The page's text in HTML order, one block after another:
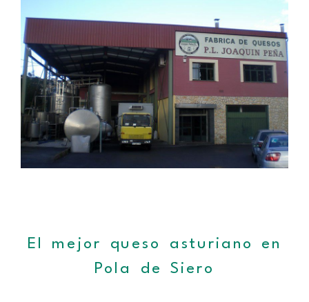
El mejor queso asturiano en
Pola de Siero